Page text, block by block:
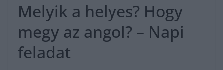
Melyik a helyes? Hogy
megy az angol? – Napi
feladat